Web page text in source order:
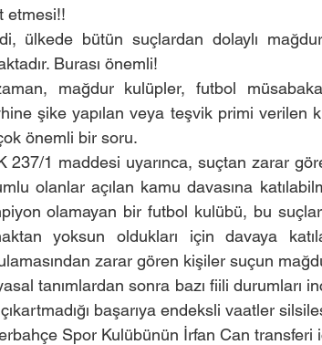
etmesi!!
ülkede bütün suçlardan dolaylı
Burası önemli!
mağdur kulüpler, futbol
şike yapılan veya teşvik primi verilen
önemli bir soru.
237/1 maddesi uyarınca, suçtan zarar
olanlar açılan kamu davasına
olamayan bir futbol kulübü, bu
yoksun oldukları için davaya
zarar gören kişiler suçun
tanımlardan sonra bazı fiili durumları
başarıya endeksli vaatler
Spor Kulübünün İrfan Can transferi